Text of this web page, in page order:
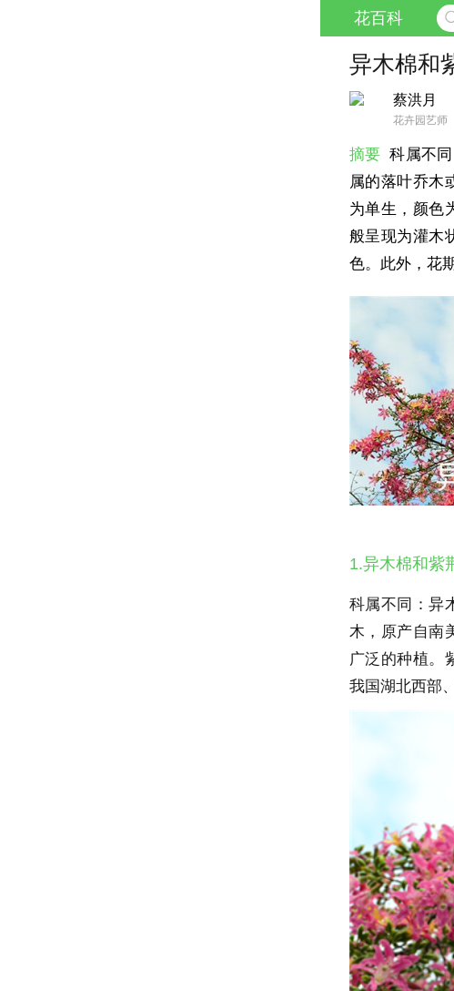
花百科
异木棉和
蔡洪月
花卉园艺师
摘要 科属不
属的落叶乔木
为单生，颜色
般呈现为灌木
色。此外，花
1.异木棉和紫
科属不同：异
木，原产自南
广泛的种植。
我国湖北西部